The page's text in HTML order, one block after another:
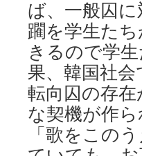
ば、一般囚
躙を学生た
きるので学
果、韓国社
転向囚の存
な契機が作
「歌をこの